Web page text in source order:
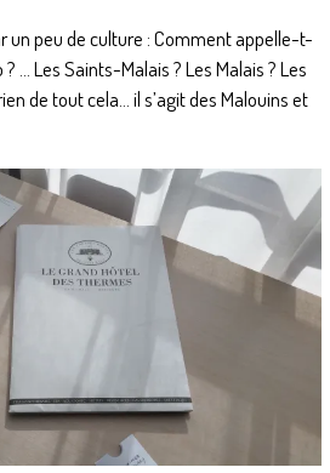
un peu de culture : Comment appelle-t-
… Les Saints-Malais ? Les Malais ? Les
de tout cela… il s’agit des Malouins et